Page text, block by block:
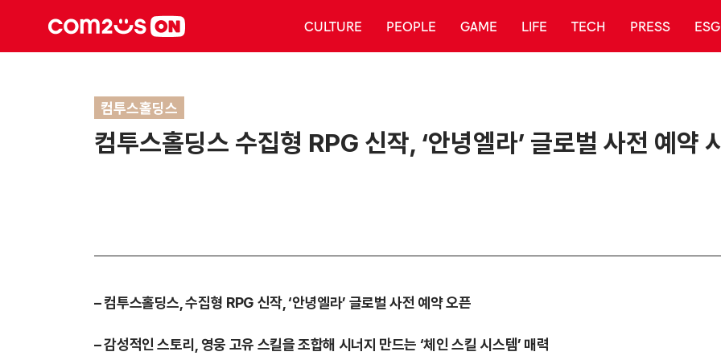
CULTURE PEOPLE GAME LIFE TECH PRESS ESG
컴투스홀딩스
컴투스홀딩스 수집형 RPG 신작, ‘안녕엘라’ 글로벌 사전 예약
– 컴투스홀딩스, 수집형 RPG 신작, ‘안녕엘라’ 글로벌 사전 예약 오픈
– 감성적인 스토리, 영웅 고유 스킬을 조합해 시너지 만드는 ‘체인 스킬 시스템’ 매력